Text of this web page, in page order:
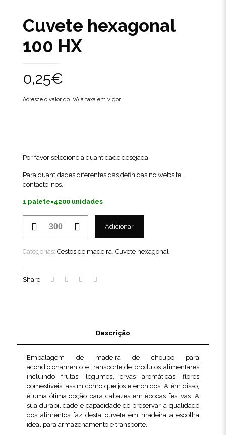
Cuvete hexagonal
100 HX
0,25€
Acresce o valor do IVA à taxa em vigor
Por favor selecione a quantidade desejada:
Para quantidades diferentes das definidas no website,
contacte-nos.
1 palete=4200 unidades
Cuvete
hexagonal
Adicionar
Categorias: Cestos de madeira, Cuvete hexagonal
Share
Descrição
Embalagem de madeira de choupo para
acondicionamento e transporte de produtos alimentares
incluindo frutas, legumes, ervas aromáticas, flores
comestíveis, assim como queijos e enchidos. Além disso,
é uma ótima opção para cabazes em épocas festivas. A
sua durabilidade e capacidade de preservar a qualidade
dos alimentos faz desta cuvete em madeira a escolha
ideal para armazenamento e transporte.